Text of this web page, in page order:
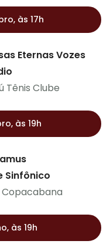
às 17h
Eternas Vozes
Tênis Clube
às 19h
Sinfônico
às 19h